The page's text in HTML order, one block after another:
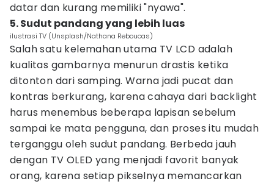
datar dan kurang memiliki "nyawa".
5. Sudut pandang yang lebih luas
ilustrasi TV (Unsplash/Nathana Reboucas)
Salah satu kelemahan utama TV LCD adalah
kualitas gambarnya menurun drastis ketika
ditonton dari samping. Warna jadi pucat dan
kontras berkurang, karena cahaya dari backlight
harus menembus beberapa lapisan sebelum
sampai ke mata pengguna, dan proses itu mudah
terganggu oleh sudut pandang. Berbeda jauh
dengan TV OLED yang menjadi favorit banyak
orang, karena setiap pikselnya memancarkan